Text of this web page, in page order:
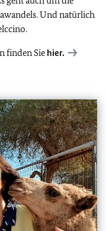
Und natürlich
finden Sie hier.